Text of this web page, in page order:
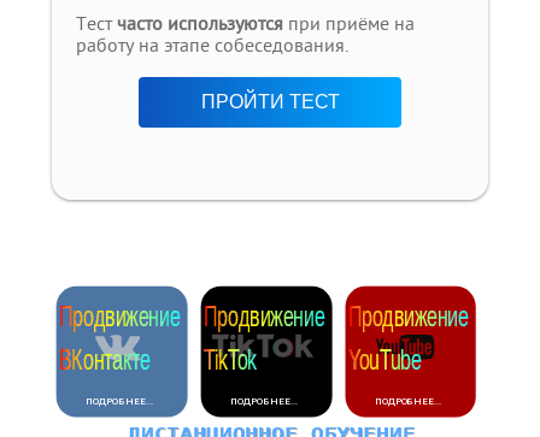
Тестчасто используются при приёме на
работу на этапе собеседования.
ПРОЙТИ ТЕСТ